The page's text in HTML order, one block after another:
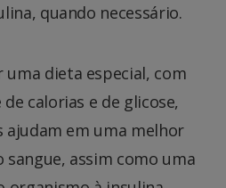
quando necessário.
uma dieta especial, com
calorias e de glicose,
ajudam em uma melhor
sangue, assim como uma